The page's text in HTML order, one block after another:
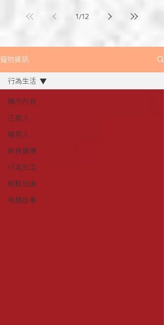
1/12
寵物資訊
顯示所有
汪星人
喵星人
飲食健康
行為生活
輕鬆玩樂
有趣故事
行為生活